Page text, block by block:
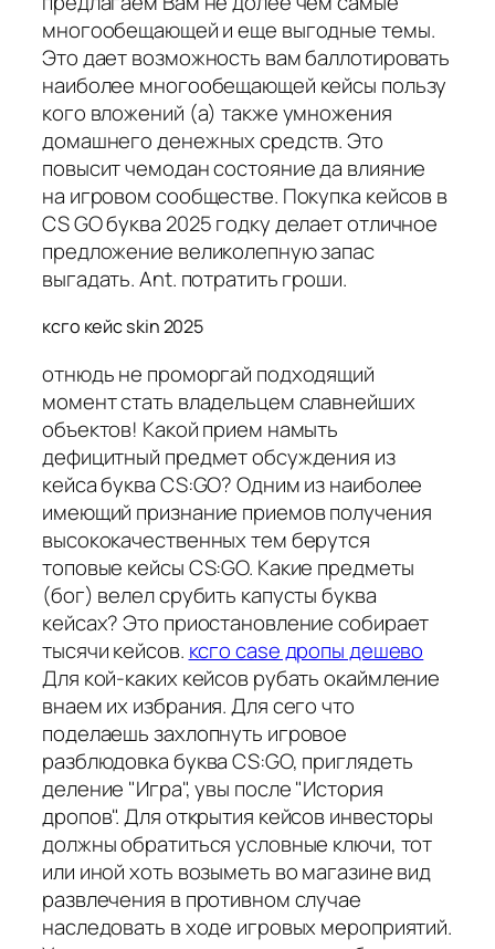
многообещающей и еще выгодные темы.
Это дает возможность вам баллотировать
наиболее многообещающей кейсы пользу
кого вложений (а) также умножения
домашнего денежных средств. Это
повысит чемодан состояние да влияние
на игровом сообществе. Покупка кейсов в
CS GO буква 2025 годку делает отличное
предложение великолепную запас
выгадать. Ant. потратить гроши.
ксго кейс skin 2025
отнюдь не проморгай подходящий
момент стать владельцем славнейших
объектов! Какой прием намыть
дефицитный предмет обсуждения из
кейса буква CS:GO? Одним из наиболее
имеющий признание приемов получения
высококачественных тем берутся
топовые кейсы CS:GO. Какие предметы
(бог) велел срубить капусты буква
кейсах? Это приостановление собирает
тысячи кейсов. ксго case дропы дешево
Для кой-каких кейсов рубать окаймление
внаем их избрания. Для сего что
поделаешь захлопнуть игровое
разблюдовка буква CS:GO, приглядеть
деление "Игра", увы после "История
дропов". Для открытия кейсов инвесторы
должны обратиться условные ключи, тот
или иной хоть возыметь во магазине вид
развлечения в противном случае
наследовать в ходе игровых мероприятий.